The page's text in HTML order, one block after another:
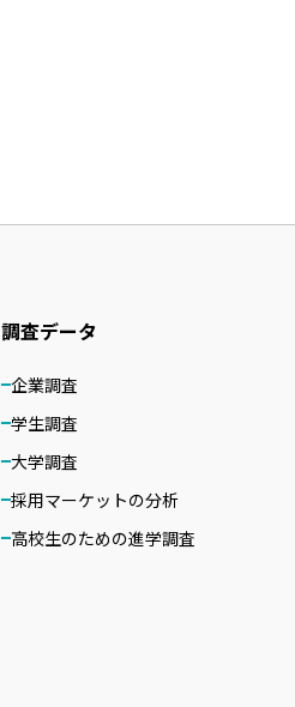
調査データ
企業調査
学生調査
大学調査
採用マーケットの分析
高校生のための進学調査